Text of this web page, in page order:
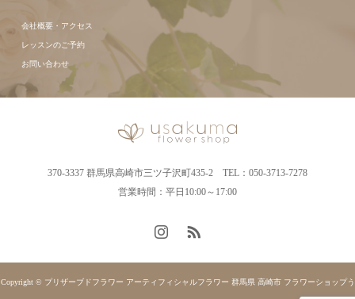
会社概要・アクセス
レッスンのご予約
お問い合わせ
370-3337 群馬県高崎市三ツ子沢町435-2 TEL：050-3713-7278
営業時間：平日10:00～17:00
Copyright © プリザーブドフラワー アーティフィシャルフラワー 群馬県 高崎市 フラワーショップう